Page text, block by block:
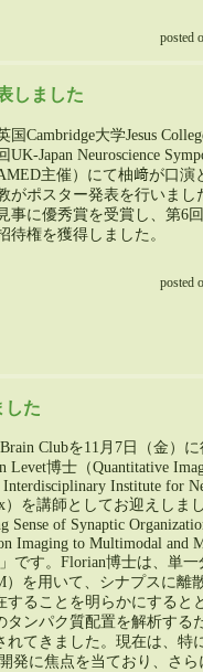
posted
しました
国Cambridge大学Jesus
UK-Japan Neuroscience
主催）にて柚﨑が口演
がポスター発表を行いまし
見事に優秀賞を受賞し、第6
待権を獲得しました。
posted
した
Clubを11月7日（金）
Levet博士（Quantitative
Interdisciplinary Institute for
）を講師としてお迎えしま
Sense of Synaptic
Imaging to Multimodal and
です。Florian博士は、単
）を用いて、シナプスに離
することを明らかにすると
タンパク質配置を解析する
れてきました。現在は、特
発に焦点を当ており、さ